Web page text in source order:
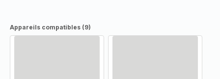
Appareils compatibles (9)